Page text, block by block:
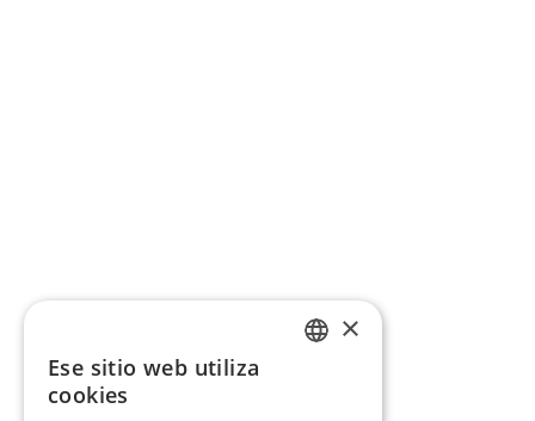
×
Ese sitio web utiliza
cookies